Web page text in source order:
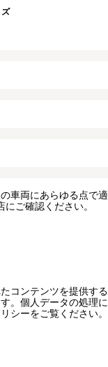
車両にあらゆる点で適
ご確認ください。
コンテンツを提供する
。個人データの処理に
シーをご覧ください。